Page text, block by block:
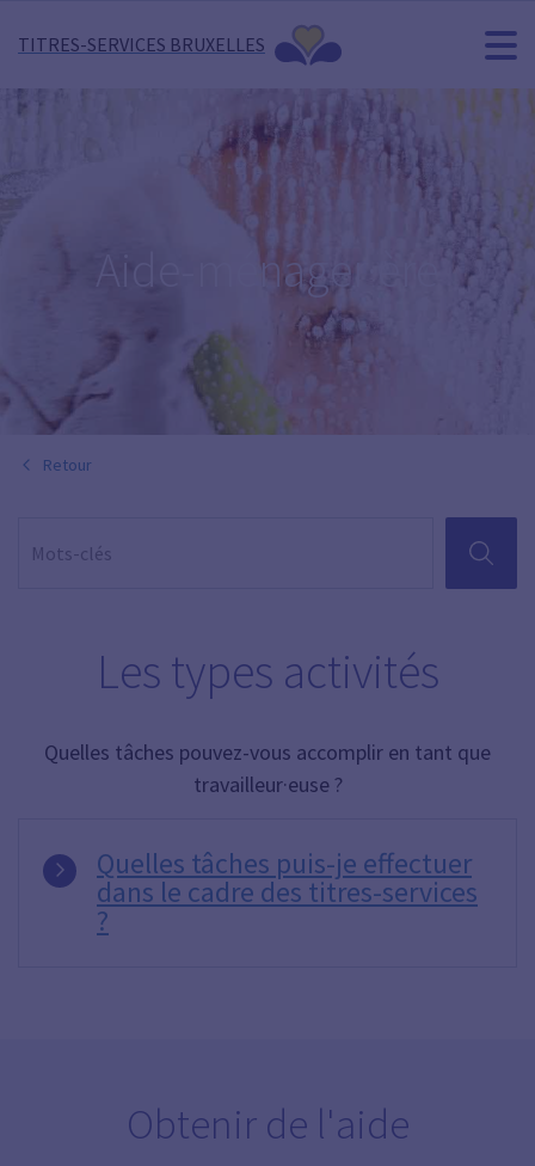
TITRES-SERVICES BRUXELLES
Aide-ménager·ère
Retour
Les types activités
Quelles tâches pouvez-vous accomplir en tant que
travailleur·euse ?
Quelles tâches puis-je effectuer
dans le cadre des titres-services
?
Obtenir de l'aide